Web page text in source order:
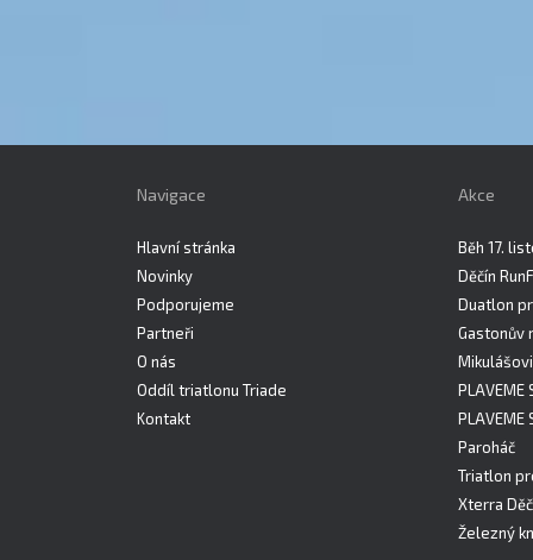
Navigace
Hlavní stránka
Novinky
Podporujeme
Partneři
O nás
Oddíl triatlonu Triade
Kontakt
Akce
Běh 17.
Děčín
Duatlon
Gastonův
PLAVEME
PLAVEME
Paroháč
Triatlon
Xterra
Železný